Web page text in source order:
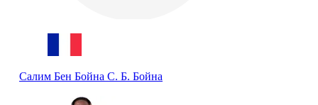
Салим Бен Бойна С. Б. Бойна